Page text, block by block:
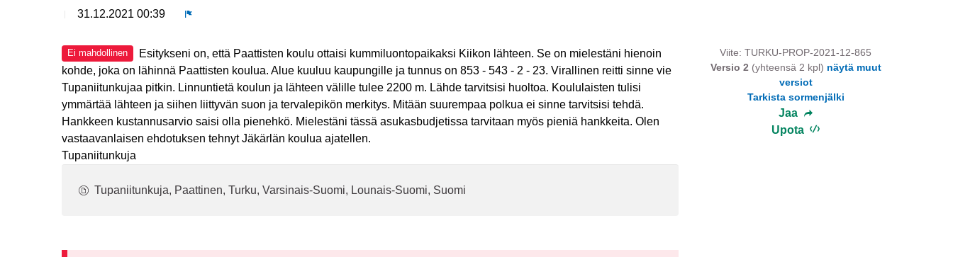
31.12.2021 00:39
Ei mahdollinen
Esitykseni on, että Paattisten koulu ottaisi kummiluontopaikaksi Kiikon lähteen. Se on mielestäni hienoin
kohde, joka on lähinnä Paattisten koulua. Alue kuuluu kaupungille ja tunnus on 853 - 543 - 2 - 23. Virallinen reitti sinne vie
Tupaniitunkujaa pitkin. Linnuntietä koulun ja lähteen välille tulee 2200 m. Lähde tarvitsisi huoltoa. Koululaisten tulisi
ymmärtää lähteen ja siihen liittyvän suon ja tervalepikön merkitys. Mitään suurempaa polkua ei sinne tarvitsisi tehdä.
Hankkeen kustannusarvio saisi olla pienehkö. Mielestäni tässä asukasbudjetissa tarvitaan myös pieniä hankkeita. Olen
vastaavanlaisen ehdotuksen tehnyt Jäkärlän koulua ajatellen.
Tupaniitunkuja
Tupaniitunkuja, Paattinen, Turku, Varsinais-Suomi, Lounais-Suomi, Suomi
Viite: TURKU-PROP-2021-12-865
Versio 2 (yhteensä 2 kpl) näytä muut
versiot
Tarkista sormenjälki
Jaa
Upota